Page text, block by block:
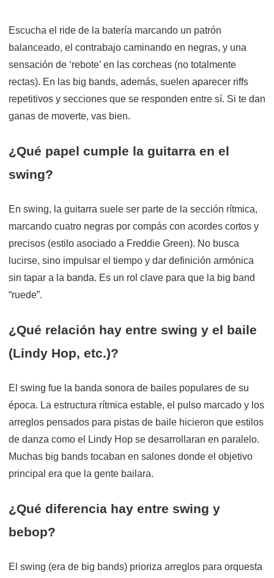
Escucha el ride de la batería marcando un patrón
balanceado, el contrabajo caminando en negras, y una
sensación de ‘rebote’ en las corcheas (no totalmente
rectas). En las big bands, además, suelen aparecer riffs
repetitivos y secciones que se responden entre sí. Si te dan
ganas de moverte, vas bien.
¿Qué papel cumple la guitarra en el
swing?
En swing, la guitarra suele ser parte de la sección rítmica,
marcando cuatro negras por compás con acordes cortos y
precisos (estilo asociado a Freddie Green). No busca
lucirse, sino impulsar el tiempo y dar definición armónica
sin tapar a la banda. Es un rol clave para que la big band
“ruede”.
¿Qué relación hay entre swing y el baile
(Lindy Hop, etc.)?
El swing fue la banda sonora de bailes populares de su
época. La estructura rítmica estable, el pulso marcado y los
arreglos pensados para pistas de baile hicieron que estilos
de danza como el Lindy Hop se desarrollaran en paralelo.
Muchas big bands tocaban en salones donde el objetivo
principal era que la gente bailara.
¿Qué diferencia hay entre swing y
bebop?
El swing (era de big bands) prioriza arreglos para orquesta